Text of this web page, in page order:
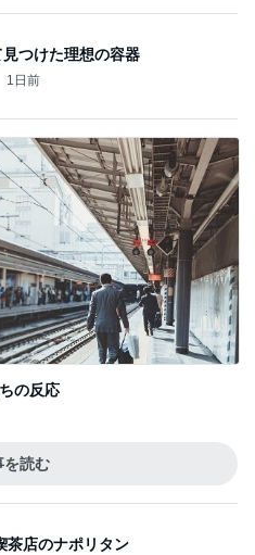
つけた理想の容器
1日前
の反応
を読む
茶店のナポリタン